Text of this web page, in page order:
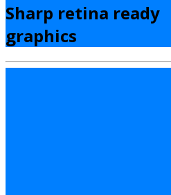
Sharp retina ready
graphics